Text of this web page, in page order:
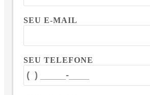
SEU E-MAIL
SEU TELEFONE